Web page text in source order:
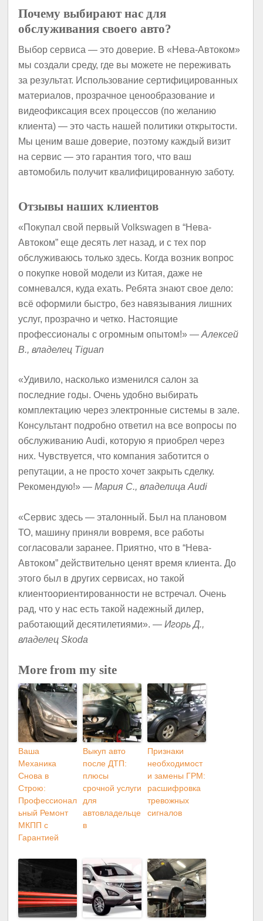
Почему выбирают нас для
обслуживания своего авто?
Выбор сервиса — это доверие. В «Нева-Автоком»
мы создали среду, где вы можете не переживать
за результат. Использование сертифицированных
материалов, прозрачное ценообразование и
видеофиксация всех процессов (по желанию
клиента) — это часть нашей политики открытости.
Мы ценим ваше доверие, поэтому каждый визит
на сервис — это гарантия того, что ваш
автомобиль получит квалифицированную заботу.
Отзывы наших клиентов
«Покупал свой первый Volkswagen в “Нева-
Автоком” еще десять лет назад, и с тех пор
обслуживаюсь только здесь. Когда возник вопрос
о покупке новой модели из Китая, даже не
сомневался, куда ехать. Ребята знают свое дело:
всё оформили быстро, без навязывания лишних
услуг, прозрачно и четко. Настоящие
профессионалы с огромным опытом!» —Алексей
В., владелец Tiguan
«Удивило, насколько изменился салон за
последние годы. Очень удобно выбирать
комплектацию через электронные системы в зале.
Консультант подробно ответил на все вопросы по
обслуживанию Audi, которую я приобрел через
них. Чувствуется, что компания заботится о
репутации, а не просто хочет закрыть сделку.
Рекомендую!» —Мария С., владелица Audi
«Сервис здесь — эталонный. Был на плановом
ТО, машину приняли вовремя, все работы
согласовали заранее. Приятно, что в “Нева-
Автоком” действительно ценят время клиента. До
этого был в других сервисах, но такой
клиентоориентированности не встречал. Очень
рад, что у нас есть такой надежный дилер,
работающий десятилетиями». —Игорь Д.,
владелец Skoda
More from my site
Ваша
Механика
Снова в
Строю:
Профессионал
ьный Ремонт
МКПП с
Гарантией
Выкуп авто
после ДТП:
плюсы
срочной услуги
для
автовладельце
в
Признаки
необходимост
и замены ГРМ:
расшифровка
тревожных
сигналов